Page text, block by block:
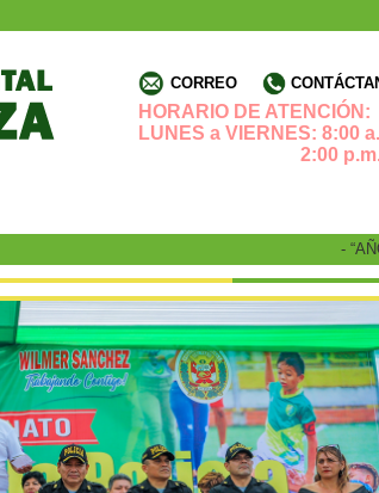
CORREO
HORARIO DE ATENCIÓN:
LUNES a VIERNES: 8:00
2:00 p.m. a
- “AÑO